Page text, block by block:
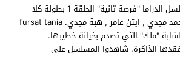
مشاهدة وتحميل. مسلسل الدراما "فرصة تانية" الحلقة 1 بطولة كلا
من: ياسمين صبري , احمد مجدي , ايتن عامر , هبة مجدي. fursat tania
"ملك" التي تصدم بخيانة خطيبها.
الذاكرة. شاهدوا المسلسل على